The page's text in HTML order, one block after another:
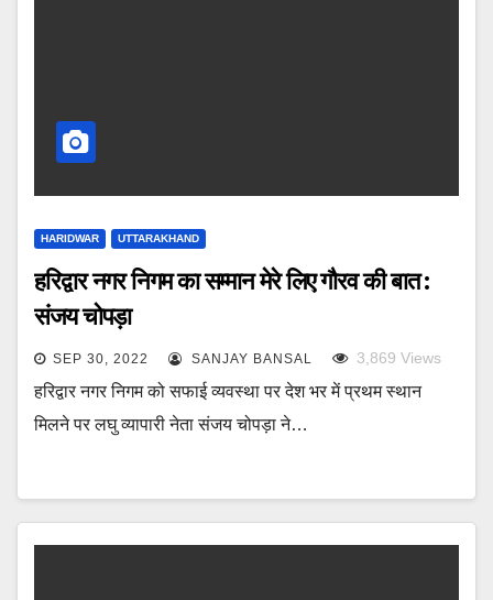
HARIDWAR UTTARAKHAND
हरिद्वार नगर निगम का सम्मान मेरे लिए गौरव की बात :
संजय चोपड़ा
SEP 30, 2022 SANJAY BANSAL 3,869 Views
हरिद्वार नगर निगम को सफाई व्यवस्था पर देश भर में प्रथम स्थान
मिलने पर लघु व्यापारी नेता संजय चोपड़ा ने…